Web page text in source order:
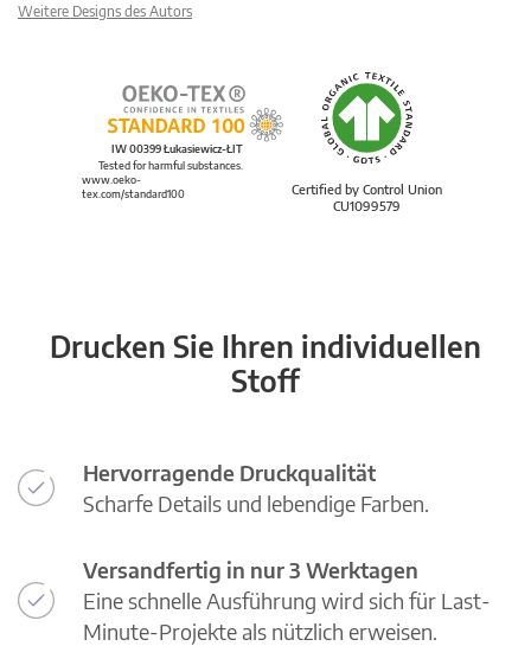
Weitere Designs des Autors
Certified by Control Union
CU1099579
IW 00399 Łukasiewicz-ŁIT
Tested for harmful substances.
www.oeko-
tex.com/standard100
Drucken Sie Ihren individuellen
Stoff
Hervorragende Druckqualität
Scharfe Details und lebendige Farben.
Versandfertig in nur 3 Werktagen
Eine schnelle Ausführung wird sich für Last-
Minute-Projekte als nützlich erweisen.